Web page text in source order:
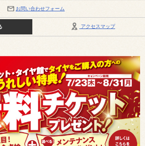
お問い合わせフォーム
アクセスマップ
～17:30 、商談受付は10:00～18:00 まで 営業時間は10:00～
。店舗までお問い合わせください。電話も込み合うことが予想さ
休日 毎週 火曜日と水曜日 8月10日(月曜日) から 8月14日(金曜